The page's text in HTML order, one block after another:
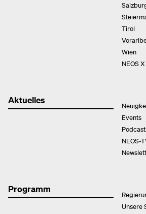
Tirol
Wien
NEOS
Aktuelles
Events
NEOS-
Programm
Unsere